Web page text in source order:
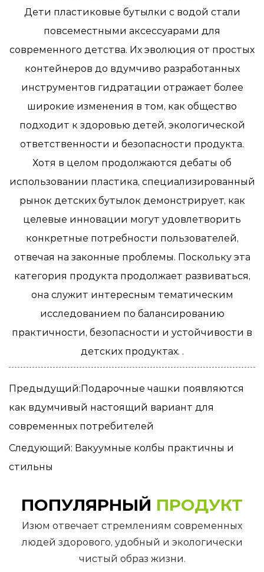
Дети пластиковые бутылки с водой стали
повсеместными аксессуарами для
современного детства. Их эволюция от простых
контейнеров до вдумчиво разработанных
инструментов гидратации отражает более
широкие изменения в том, как общество
подходит к здоровью детей, экологической
ответственности и безопасности продукта.
Хотя в целом продолжаются дебаты об
использовании пластика, специализированный
рынок детских бутылок демонстрирует, как
целевые инновации могут удовлетворить
конкретные потребности пользователей,
отвечая на законные проблемы. Поскольку эта
категория продукта продолжает развиваться,
она служит интересным тематическим
исследованием по балансированию
практичности, безопасности и устойчивости в
детских продуктах. .
Предыдущий:Подарочные чашки появляются
как вдумчивый настоящий вариант для
современных потребителей
Следующий: Вакуумные колбы практичны и
стильны
ПОПУЛЯРНЫЙ ПРОДУКТ
Изюм отвечает стремлениям современных
людей здорового, удобный и экологически
чистый образ жизни.